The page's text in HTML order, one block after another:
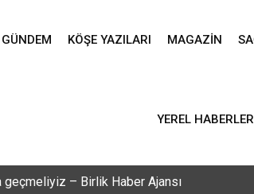
GÜNDEM KÖŞE YAZILARI MAGAZIN
YEREL HABERLER
düzenlendi – Birlik Haber Ajansı